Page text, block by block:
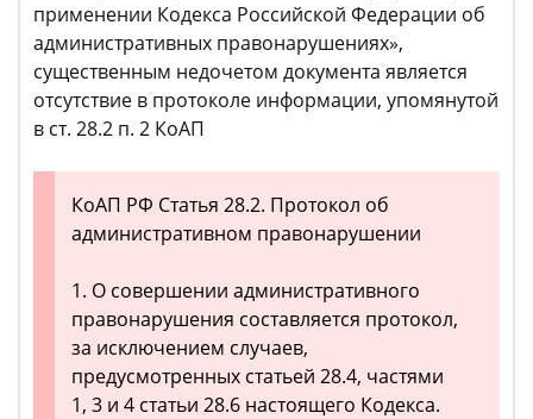
применении Кодекса Российской Федерации об
административных правонарушениях»,
существенным недочетом документа является
отсутствие в протоколе информации, упомянутой
в ст. 28.2 п. 2 КоАП
КоАП РФ Статья 28.2. Протокол об
административном правонарушении
1. О совершении административного
правонарушения составляется протокол,
за исключением случаев,
предусмотренных статьей 28.4, частями
1, 3 и 4 статьи 28.6 настоящего Кодекса.